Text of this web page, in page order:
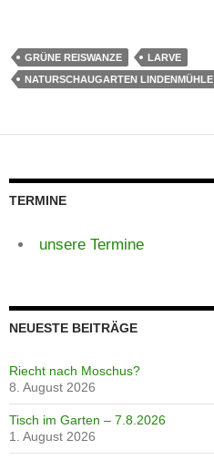
GRÜNE REISWANZE
LARVE
NATURSCHAUGARTEN LINDENMÜHLE
TERMINE
unsere Termine
NEUESTE BEITRÄGE
Riecht nach Moschus?
8. August 2026
Tisch im Garten – 7.8.2026
1. August 2026